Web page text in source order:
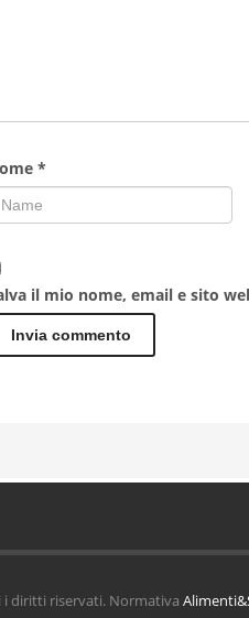
*
il mio nome, email e sito
diritti riservati. Normativa